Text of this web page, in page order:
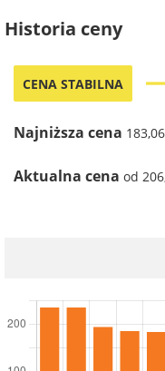
Historia ceny
CENA STABILNA
Najniższa cena
Aktualna cena od